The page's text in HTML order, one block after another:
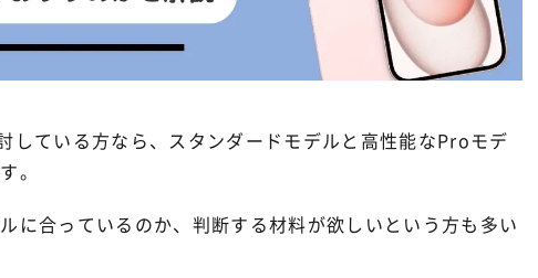
している方なら、スタンダードモデルと高性能なProモデ
。
に合っているのか、判断する材料が欲しいという方も多い